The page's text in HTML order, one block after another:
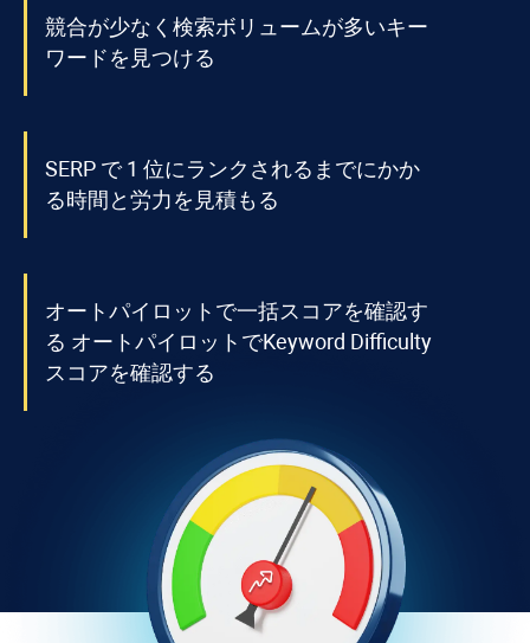
競合が少なく検索ボリュームが多いキー
ワードを見つける
SERP で 1 位にランクされるまでにかか
る時間と労力を見積もる
オートパイロットで一括スコアを確認す
る オートパイロットでKeyword Difficulty
スコアを確認する